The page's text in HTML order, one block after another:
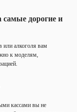
дорогие и
или алкоголя вам
к моделям,
кассами вы не